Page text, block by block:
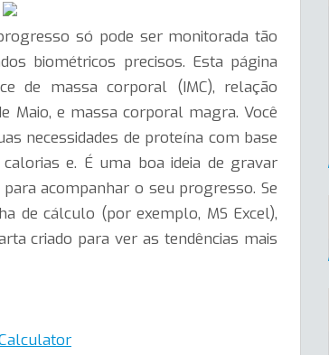
só pode ser monitorada tão
biométricos precisos. Esta página
de massa corporal (IMC), relação
Maio, e massa corporal magra. Você
necessidades de proteína com base
e. É uma boa ideia de gravar
acompanhar o seu progresso. Se
de cálculo (por exemplo, MS Excel),
criado para ver as tendências mais